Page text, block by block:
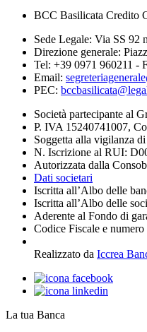
BCC Basilicata Credito
Sede Legale: Via SS 92
Direzione generale:
Tel: +39 0971 960211 -
Email:
PEC:
Società partecipante al
P. IVA 15240741007,
Soggetta alla vigilanza
N. Iscrizione al RUI:
Autorizzata dalla
Dati societari
Iscritta all’Albo delle
Iscritta all’Albo delle
Aderente al Fondo di
Codice Fiscale e
Realizzato da Iccrea
La tua Banca